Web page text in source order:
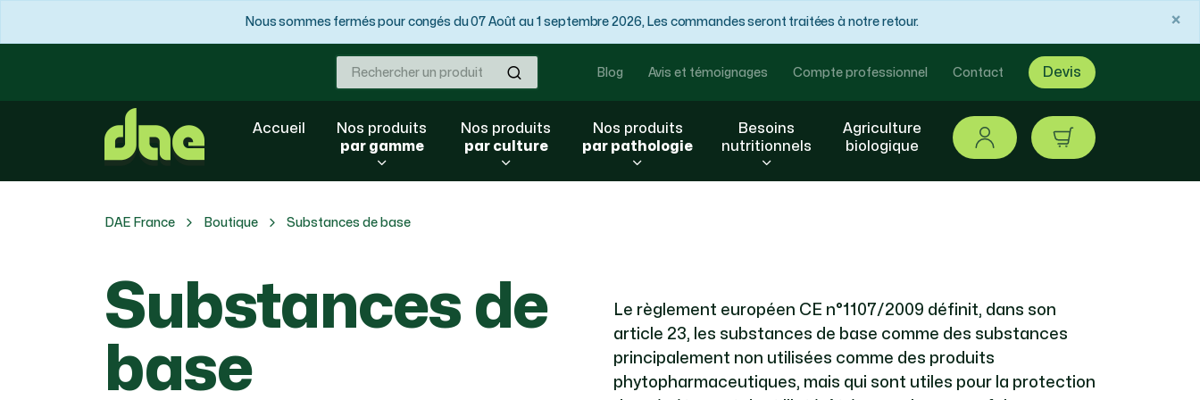
Nous sommes fermés pour congés du 07 Août au 1 septembre 2026, Les commandes seront traitées à notre retour. ×
Blog Avis et témoignages Compte professionnel Contact Devis
Accueil
Nos produits
par gamme
Nos produits
par culture
Nos produits
par pathologie
Besoins
nutritionnels
Agriculture
biologique
Se connecterarticle / 0,00 €
DAE France Boutique Substances de base
Substances de
base
Le règlement européen CE n°1107/2009 définit, dans son
article 23, les substances de base comme des substances
principalement non utilisées comme des produits
phytopharmaceutiques, mais qui sont utiles pour la protection